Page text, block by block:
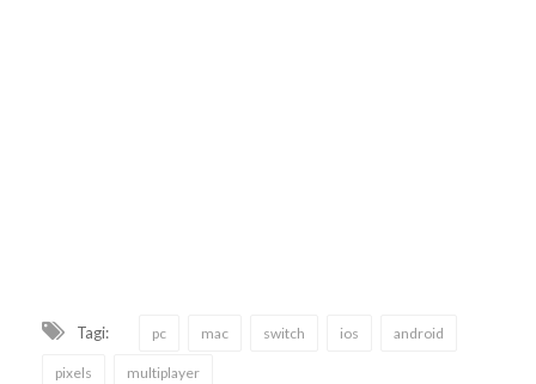
Tagi: pc mac switch ios android
pixels multiplayer